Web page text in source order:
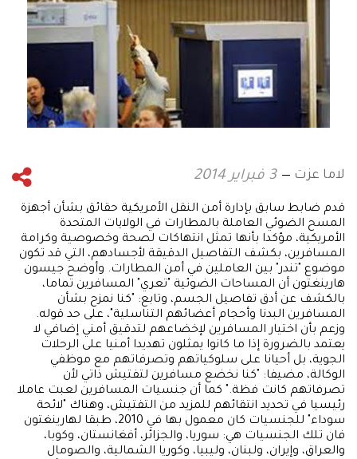
لاما عزت 3 فبراير 2014
قدم ضابط سابق بإدارة أمن النقل الأمريكية حقائق بشأن أجهزة
المسح الضوئي العاملة بالمطارات في الولايات المتحدة
الأمريكية، مؤكدا بأنها تمثل انتهاكات لصحة وخصوصية وكرامة
المسافرين، بكشف التفاصيل الدقيقة لأجسادهم، التي قد تكون
موضوع "تندر" بين العاملين في أمن المطارات. وأوضح جيسون
هارينغتون أن المساحات الضوئية "تعري" المسافرين تماما،
بالكشف عن أدق تفاصيل الجسم، وتابع: "كنا نمزح بشأن
المسافرين البدنا وأحجام أعضائهم التناسلية"، على حد قوله.
وزعم بأن اختيار المسافرين لإخضاعهم لتدقيق أمني إضافي لا
يعتمد بالضرورة إذا ما كانوا يمثلون تهديدا أمنيا على الرحلات
الجوية، بل أحيانا على سلوكياتهم وتصرفاتهم مع موظفي
الوكالة، مضيفا: "كنا نخضع مسافرين لتفتيش ذاتي لأن
تصرفاتهم كانت فظة." كما أن جنسيات المسافرين لعبت عاملا
رئيسيا في تحديد انتقائهم للمزيد من التفتيش، وهناك "لائحة
سوداء" للجنسيات كان معمول بها في 2010، طبقا لهارينغتون
فان تلك الجنسيات هي: سوريا، والجزائر، أفغانستان، وكوبا،
والعراق، وإيران، ولبنان، وليبيا، وكوريا الشمالية، والصومال